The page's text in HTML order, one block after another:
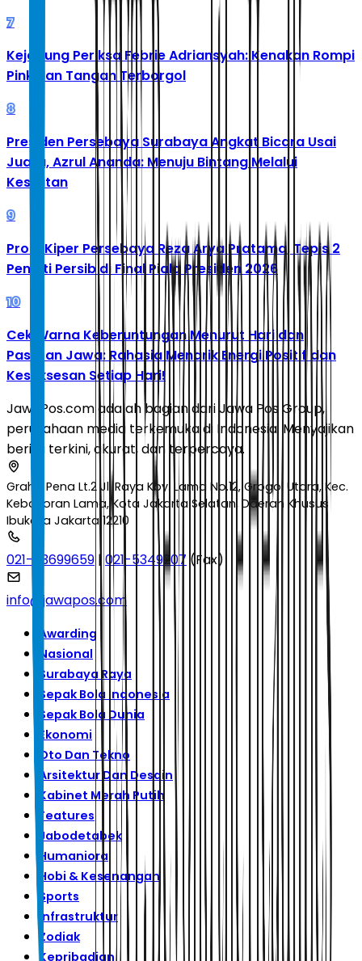
7
Kejagung Periksa Febrie Adriansyah: Kenakan Rompi
Pink dan Tangan Terborgol
8
Presiden Persebaya Surabaya Angkat Bicara Usai
Juara, Azrul Ananda: Menuju Bintang Melalui
Kesulitan
9
Profil Kiper Persebaya Reza Arya Pratama, Tepis 2
Penalti Persib di Final Piala Presiden 2026
10
Cek Warna Keberuntungan Menurut Hari dan
Pasaran Jawa: Rahasia Menarik Energi Positif dan
Kesuksesan Setiap Hari!
JawaPos.com adalah bagian dari Jawa Pos Group,
perusahaan media terkemuka di Indonesia. Menyajikan
berita terkini, akurat, dan terpercaya.
Graha Pena Lt.2 Jl. Raya Kby. Lama No.12, Grogol Utara, Kec.
Kebayoran Lama, Kota Jakarta Selatan, Daerah Khusus
Ibukota Jakarta 12210
021-53699659 | 021-5349207 (Fax)
info@jawapos.com
Awarding
Nasional
Surabaya Raya
Sepak Bola Indonesia
Sepak Bola Dunia
Ekonomi
Oto Dan Tekno
Arsitektur Dan Desain
Kabinet Merah Putih
Features
Jabodetabek
Humaniora
Hobi & Kesenangan
Sports
Infrastruktur
Zodiak
Kepribadian